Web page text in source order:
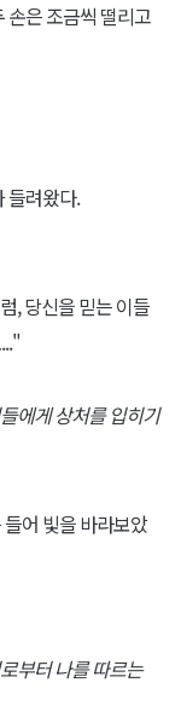
손은 조금씩 떨리고
들려왔다.
, 당신을 믿는 이들
에게 상처를 입히기
어 빛을 바라보았
부터 나를 따르는